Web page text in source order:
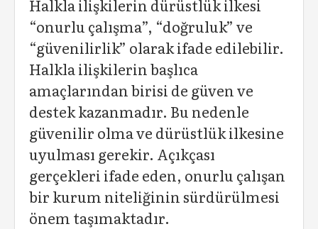
Halkla ilişkilerin dürüstlük ilkesi
“onurlu çalışma”, “doğruluk” ve
“güvenilirlik” olarak ifade edilebilir.
Halkla ilişkilerin başlıca
amaçlarından birisi de güven ve
destek kazanmadır. Bu nedenle
güvenilir olma ve dürüstlük ilkesine
uyulması gerekir. Açıkçası
gerçekleri ifade eden, onurlu çalışan
bir kurum niteliğinin sürdürülmesi
önem taşımaktadır.